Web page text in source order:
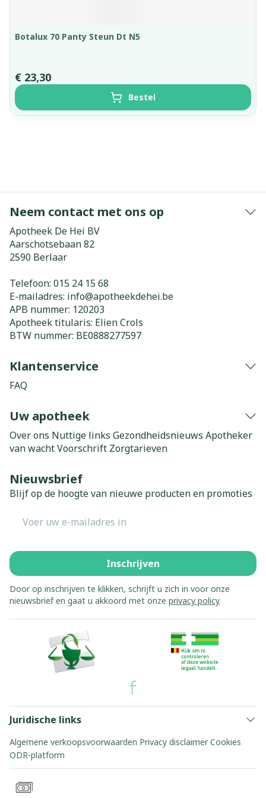
Botalux 70 Panty Steun Dt N5
€ 23,30
Bestel
Neem contact met ons op
Apotheek De Hei BV
Aarschotsebaan 82
2590 Berlaar
Telefoon: 015 24 15 68
E-mailadres: info@apotheekdehei.be
APB nummer: 120203
Apotheek titularis: Elien Crols
BTW nummer: BE0888277597
Klantenservice
FAQ
Uw apotheek
Over ons Nuttige links Gezondheidsnieuws Apotheker
van wachtVoorschrift Zorgtarieven
Nieuwsbrief
Blijf op de hoogte van nieuwe producten en promoties
Inschrijven
Door op inschrijven te klikken, schrijft u zich in voor onze
nieuwsbrief en gaat u akkoord met onze privacy policy.
Juridische links
Algemene verkoopsvoorwaarden Privacy disclaimer Cookies
ODR-platform